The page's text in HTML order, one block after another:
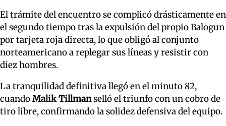
El trámite del encuentro se complicó drásticamente en
el segundo tiempo tras la expulsión del propio Balogun
por tarjeta roja directa, lo que obligó al conjunto
norteamericano a replegar sus líneas y resistir con
diez hombres.
La tranquilidad definitiva llegó en el minuto 82,
cuandoMalik Tillmanselló el triunfo con un cobro de
tiro libre, confirmando la solidez defensiva del equipo.